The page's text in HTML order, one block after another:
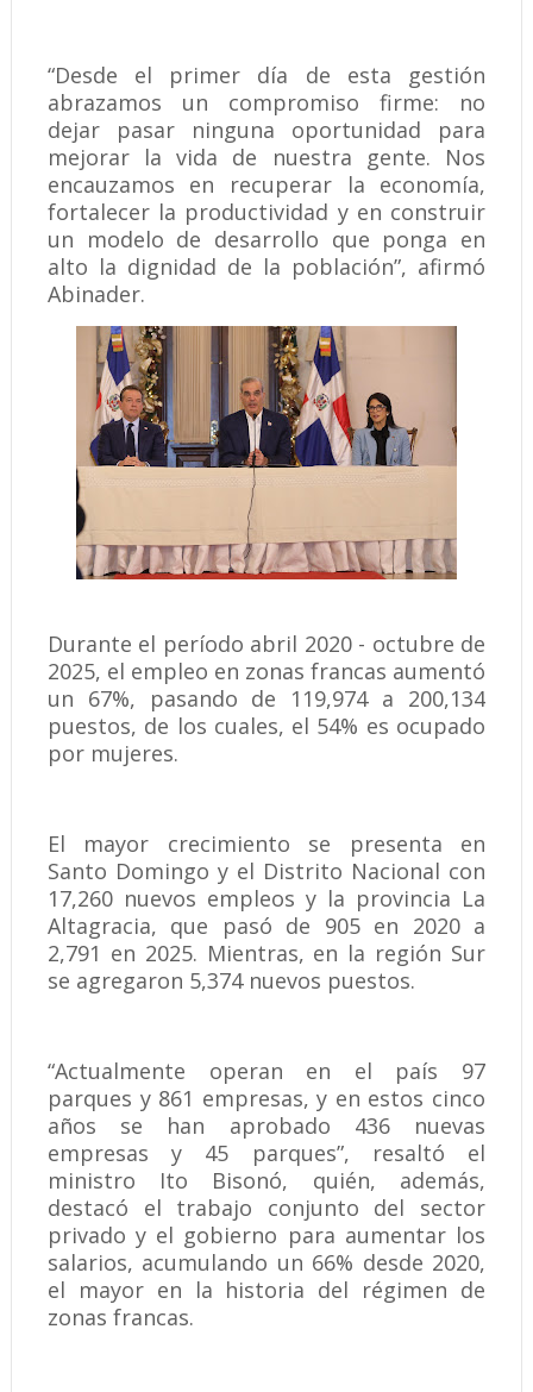
“Desde el primer día de esta gestión
abrazamos un compromiso firme: no
dejar pasar ninguna oportunidad para
mejorar la vida de nuestra gente. Nos
encauzamos en recuperar la economía,
fortalecer la productividad y en construir
un modelo de desarrollo que ponga en
alto la dignidad de la población”, afirmó
Abinader.
Durante el período abril 2020 - octubre de
2025, el empleo en zonas francas aumentó
un 67%, pasando de 119,974 a 200,134
puestos, de los cuales, el 54% es ocupado
por mujeres.
El mayor crecimiento se presenta en
Santo Domingo y el Distrito Nacional con
17,260 nuevos empleos y la provincia La
Altagracia, que pasó de 905 en 2020 a
2,791 en 2025. Mientras, en la región Sur
se agregaron 5,374 nuevos puestos.
“Actualmente operan en el país 97
parques y 861 empresas, y en estos cinco
años se han aprobado 436 nuevas
empresas y 45 parques”, resaltó el
ministro Ito Bisonó, quién, además,
destacó el trabajo conjunto del sector
privado y el gobierno para aumentar los
salarios, acumulando un 66% desde 2020,
el mayor en la historia del régimen de
zonas francas.